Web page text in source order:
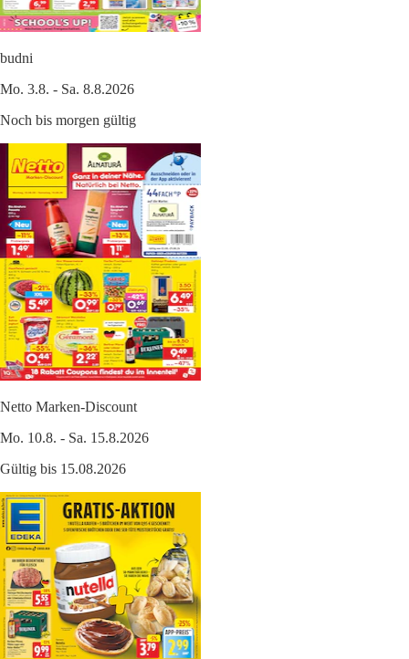
budni
Mo. 3.8. - Sa. 8.8.2026
Noch bis morgen gültig
Netto Marken-Discount
Mo. 10.8. - Sa. 15.8.2026
Gültig bis 15.08.2026